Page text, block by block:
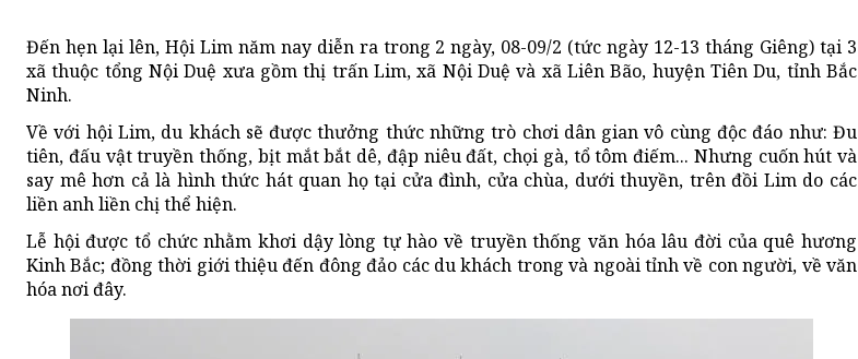
Đến hẹn lại lên, Hội Lim năm nay diễn ra trong 2 ngày, 08-09/2 (tức ngày 12-13 tháng Giêng) tại 3
xã thuộc tổng Nội Duệ xưa gồm thị trấn Lim, xã Nội Duệ và xã Liên Bão, huyện Tiên Du, tỉnh Bắc
Ninh.
Về với hội Lim, du khách sẽ được thưởng thức những trò chơi dân gian vô cùng độc đáo như: Đu
tiên, đấu vật truyền thống, bịt mắt bắt dê, đập niêu đất, chọi gà, tổ tôm điếm... Nhưng cuốn hút và
say mê hơn cả là hình thức hát quan họ tại cửa đình, cửa chùa, dưới thuyền, trên đồi Lim do các
liền anh liền chị thể hiện.
Lễ hội được tổ chức nhằm khơi dậy lòng tự hào về truyền thống văn hóa lâu đời của quê hương
Kinh Bắc; đồng thời giới thiệu đến đông đảo các du khách trong và ngoài tỉnh về con người, về văn
hóa nơi đây.